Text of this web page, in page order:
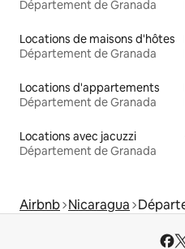
Département de Granada
Locations de maisons d'hôtes
Département de Granada
Locations d'appartements
Département de Granada
Locations avec jacuzzi
Département de Granada
Airbnb Nicaragua